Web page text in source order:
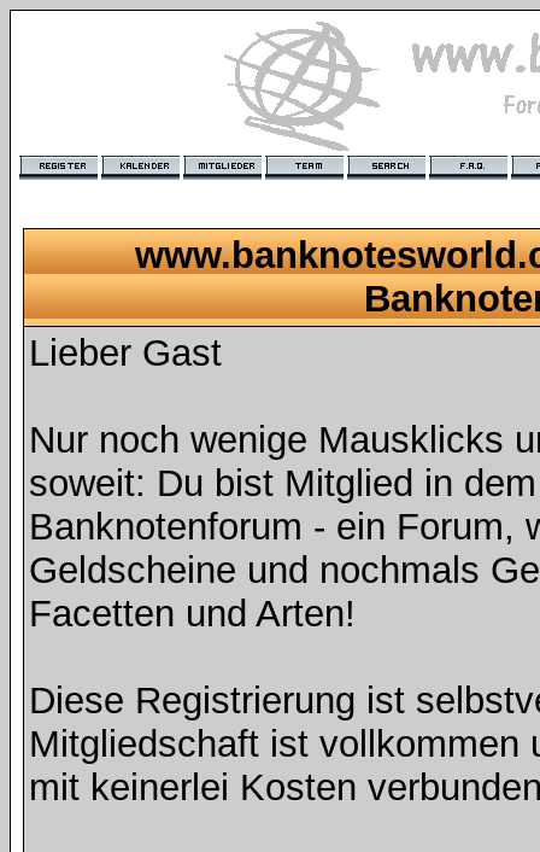
Lieber Gast
Nur noch wenige Mausklicks
soweit: Du bist Mitglied in
Banknotenforum - ein Forum,
Geldscheine und nochmals
Facetten und Arten!
Diese Registrierung ist
Mitgliedschaft ist vollkommen
mit keinerlei Kosten